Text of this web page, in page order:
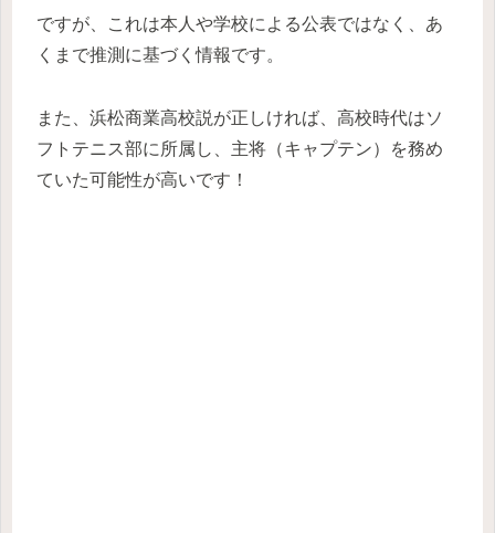
ですが、これは本人や学校による公表ではなく、あ
くまで推測に基づく情報です。
また、浜松商業高校説が正しければ、高校時代はソ
フトテニス部に所属し、主将（キャプテン）を務め
ていた可能性が高いです！